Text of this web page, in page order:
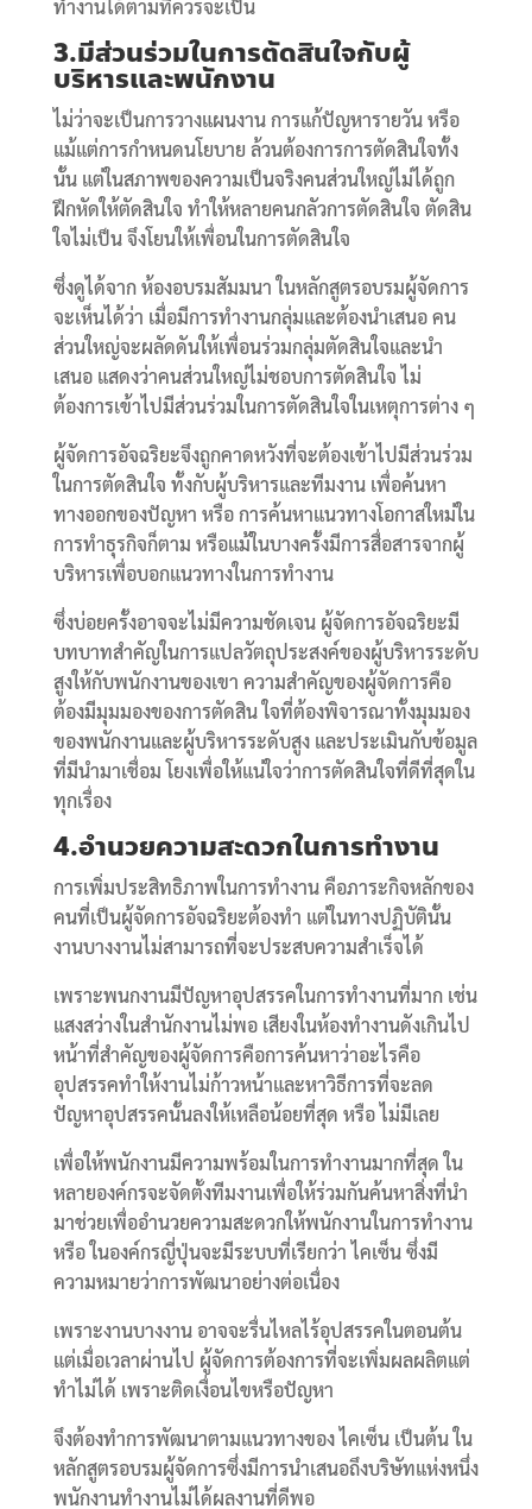
ทำงานได้ตามที่ควรจะเป็น
3.มีส่วนร่วมในการตัดสินใจกับผู้
บริหารและพนักงาน
ไม่ว่าจะเป็นการวางแผนงาน การแก้ปัญหารายวัน หรือ
แม้แต่การกำหนดนโยบาย ล้วนต้องการการตัดสินใจทั้ง
นั้น แต่ในสภาพของความเป็นจริงคนส่วนใหญ่ไม่ได้ถูก
ฝึกหัดให้ตัดสินใจ ทำให้หลายคนกลัวการตัดสินใจ ตัดสิน
ใจไม่เป็น จึงโยนให้เพื่อนในการตัดสินใจ
ซึ่งดูได้จาก ห้องอบรมสัมมนา ในหลักสูตรอบรมผู้จัดการ
จะเห็นได้ว่า เมื่อมีการทำงานกลุ่มและต้องนำเสนอ คน
ส่วนใหญ่จะผลัดดันให้เพื่อนร่วมกลุ่มตัดสินใจและนำ
เสนอ แสดงว่าคนส่วนใหญ่ไม่ชอบการตัดสินใจ ไม่
ต้องการเข้าไปมีส่วนร่วมในการตัดสินใจในเหตุการต่าง ๆ
ผู้จัดการอัจฉริยะจึงถูกคาดหวังที่จะต้องเข้าไปมีส่วนร่วม
ในการตัดสินใจ ทั้งกับผู้บริหารและทีมงาน เพื่อค้นหา
ทางออกของปัญหา หรือ การค้นหาแนวทางโอกาสใหม่ใน
การทำธุรกิจก็ตาม หรือแม้ในบางครั้งมีการสื่อสารจากผู้
บริหารเพื่อบอกแนวทางในการทำงาน
ซึ่งบ่อยครั้งอาจจะไม่มีความชัดเจน ผู้จัดการอัจฉริยะมี
บทบาทสำคัญในการแปลวัตถุประสงค์ของผู้บริหารระดับ
สูงให้กับพนักงานของเขา ความสำคัญของผู้จัดการคือ
ต้องมีมุมมองของการตัดสิน ใจที่ต้องพิจารณาทั้งมุมมอง
ของพนักงานและผู้บริหารระดับสูง และประเมินกับข้อมูล
ที่มีนำมาเชื่อม โยงเพื่อให้แน่ใจว่าการตัดสินใจที่ดีที่สุดใน
ทุกเรื่อง
4.อำนวยความสะดวกในการทำงาน
การเพิ่มประสิทธิภาพในการทำงาน คือภาระกิจหลักของ
คนที่เป็นผู้จัดการอัจฉริยะต้องทำ แต่ในทางปฏิบัตินั้น
งานบางงานไม่สามารถที่จะประสบความสำเร็จได้
เพราะพนกงานมีปัญหาอุปสรรคในการทำงานที่มาก เช่น
แสงสว่างในสำนักงานไม่พอ เสียงในห้องทำงานดังเกินไป
หน้าที่สำคัญของผู้จัดการคือการค้นหาว่าอะไรคือ
อุปสรรคทำให้งานไม่ก้าวหน้าและหาวิธีการที่จะลด
ปัญหาอุปสรรคนั้นลงให้เหลือน้อยที่สุด หรือ ไม่มีเลย
เพื่อให้พนักงานมีความพร้อมในการทำงานมากที่สุด ใน
หลายองค์กรจะจัดตั้งทีมงานเพื่อให้ร่วมกันค้นหาสิ่งที่นำ
มาช่วยเพื่ออำนวยความสะดวกให้พนักงานในการทำงาน
หรือ ในองค์กรญี่ปุ่นจะมีระบบที่เรียกว่า ไคเซ็น ซึ่งมี
ความหมายว่าการพัฒนาอย่างต่อเนื่อง
เพราะงานบางงาน อาจจะรื่นไหลไร้อุปสรรคในตอนต้น
แต่เมื่อเวลาผ่านไป ผู้จัดการต้องการที่จะเพิ่มผลผลิตแต่
ทำไม่ได้ เพราะติดเงื่อนไขหรือปัญหา
จึงต้องทำการพัฒนาตามแนวทางของ ไคเซ็น เป็นต้น ใน
หลักสูตรอบรมผู้จัดการซึ่งมีการนำเสนอถึงบริษัทแห่งหนึ่ง
พนักงานทำงานไม่ได้ผลงานที่ดีพอ